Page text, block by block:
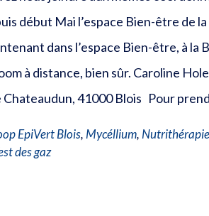
début Mai l’espace Bien-être de
dans l’espace Bien-être, à
à distance, bien sûr. Caroline
Chateaudun, 41000 Blois Pour
EpiVert Blois, Mycéllium, Nutrithérapie
des gaz